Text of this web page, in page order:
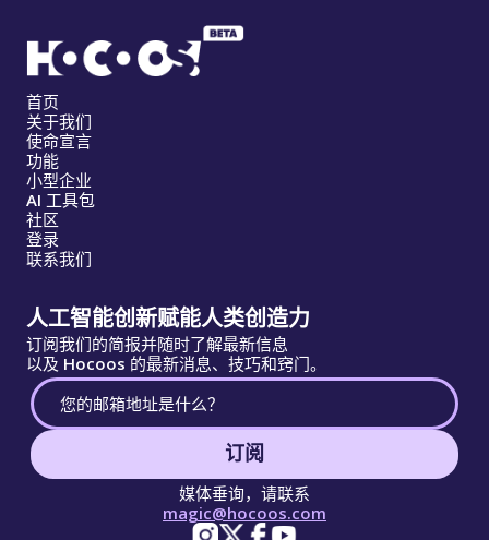
首页
关于我们
使命宣言
功能
小型企业
AI 工具包
社区
登录
联系我们
人工智能创新赋能人类创造力
订阅我们的简报并随时了解最新信息
以及 Hocoos 的最新消息、技巧和窍门。
订阅
媒体垂询，请联系
magic@hocoos.com